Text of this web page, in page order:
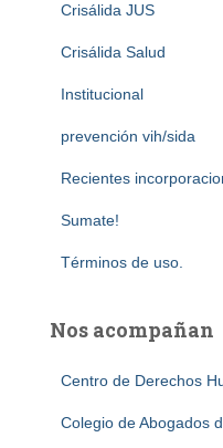
Crisálida JUS
Crisálida Salud
Institucional
prevención vih/sida
Recientes
Sumate!
Términos de uso.
Nos acompañan
Centro de Derechos
Colegio de Abogados